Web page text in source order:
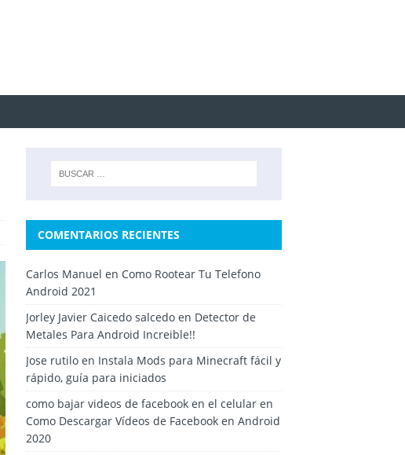
COMENTARIOS RECIENTES
Carlos Manuel en Como Rootear Tu Telefono
Android 2021
Jorley Javier Caicedo salcedoen Detector de
Metales Para Android Increible!!
Jose rutiloen Instala Mods para Minecraft fácil y
rápido, guía para iniciados
como bajar videos de facebook en el celularen
Como Descargar Vídeos de Facebook en Android
2020